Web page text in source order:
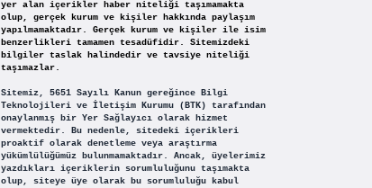
yer alan içerikler haber niteliği taşımamakta
olup, gerçek kurum ve kişiler hakkında paylaşım
yapılmamaktadır. Gerçek kurum ve kişiler ile isim
benzerlikleri tamamen tesadüfidir. Sitemizdeki
bilgiler taslak halindedir ve tavsiye niteliği
taşımazlar.
Sitemiz, 5651 Sayılı Kanun gereğince Bilgi
Teknolojileri ve İletişim Kurumu (BTK) tarafından
onaylanmış bir Yer Sağlayıcı olarak hizmet
vermektedir. Bu nedenle, sitedeki içerikleri
proaktif olarak denetleme veya araştırma
yükümlülüğümüz bulunmamaktadır. Ancak, üyelerimiz
yazdıkları içeriklerin sorumluluğunu taşımakta
olup, siteye üye olarak bu sorumluluğu kabul